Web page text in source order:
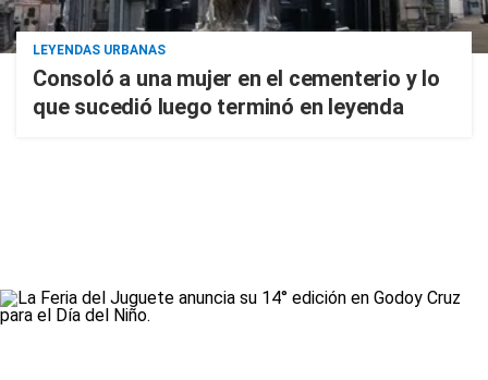
LEYENDAS URBANAS
Consoló a una mujer en el cementerio y lo
que sucedió luego terminó en leyenda